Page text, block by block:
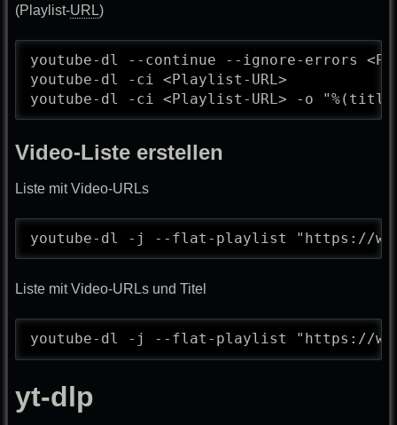
(Playlist-URL)
youtube-dl --continue --ignore-errors
youtube-dl -ci <Playlist-URL>
youtube-dl -ci <Playlist-URL> -o
Video-Liste erstellen
Liste mit Video-URLs
youtube-dl -j --flat-playlist "https://
Liste mit Video-URLs und Titel
youtube-dl -j --flat-playlist "https://
yt-dlp